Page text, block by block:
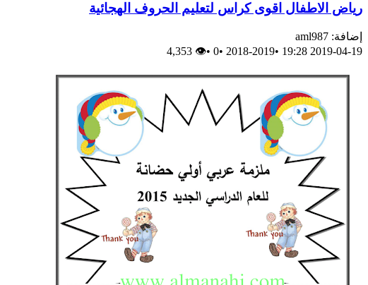
رياض الاطفال اقوى كراس لتعليم الحروف الهجائية
إضافة: aml987
2019-04-19 19:28
•
2018-2019
•
0
•
👁 4,353